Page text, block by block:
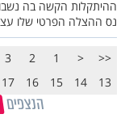
ההיתקלות הקשה בה נשבו
נס ההצלה הפרטי שלו
<<
<
1
2
3
13
14
15
16
17
הנצפים